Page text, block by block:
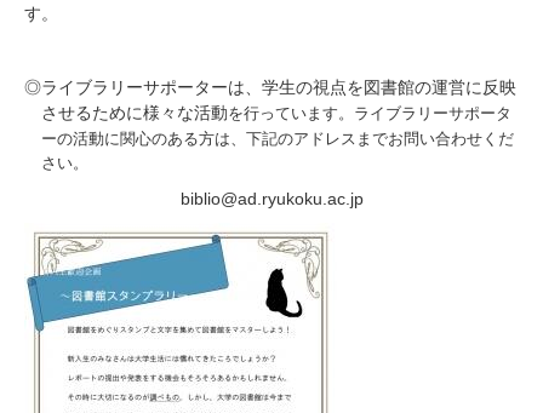
す。
◎ライブラリーサポーターは、学生の視点を図書館の運営に反映
させるために様々な活動を行っています。ライブラリーサポータ
ーの活動に関心のある方は、下記のアドレスまでお問い合わせくだ
さい。
biblio@ad.ryukoku.ac.jp